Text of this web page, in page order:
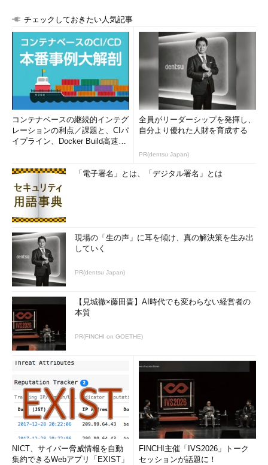
チェックしておきたい人気記事
コンテナベースの継続的インテグ
レーションの利点／課題と、CIパ
イプライン、Docker Build高速化
全員がリーダーシップを発揮し、
自分より優れた人財を育成する
PR(dentsu Japan)
「電子署名」とは、「デジタル署名」とは
現場の「生の声」に耳を傾け、真の解決策を生み出
していく
PR(dentsu Japan)
【見城徹×藤田晋】AI時代でも変わらない経営者の
本質
PR(FINCHI on GOETHE)
NICT、サイバー脅威情報を自動
集約できるWebアプリ「EXIST」
FINCHI主催「IVS2026」トーク
セッションが話題に！